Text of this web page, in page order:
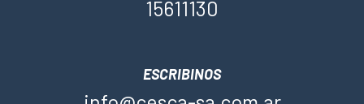
15611130
ESCRIBINOS